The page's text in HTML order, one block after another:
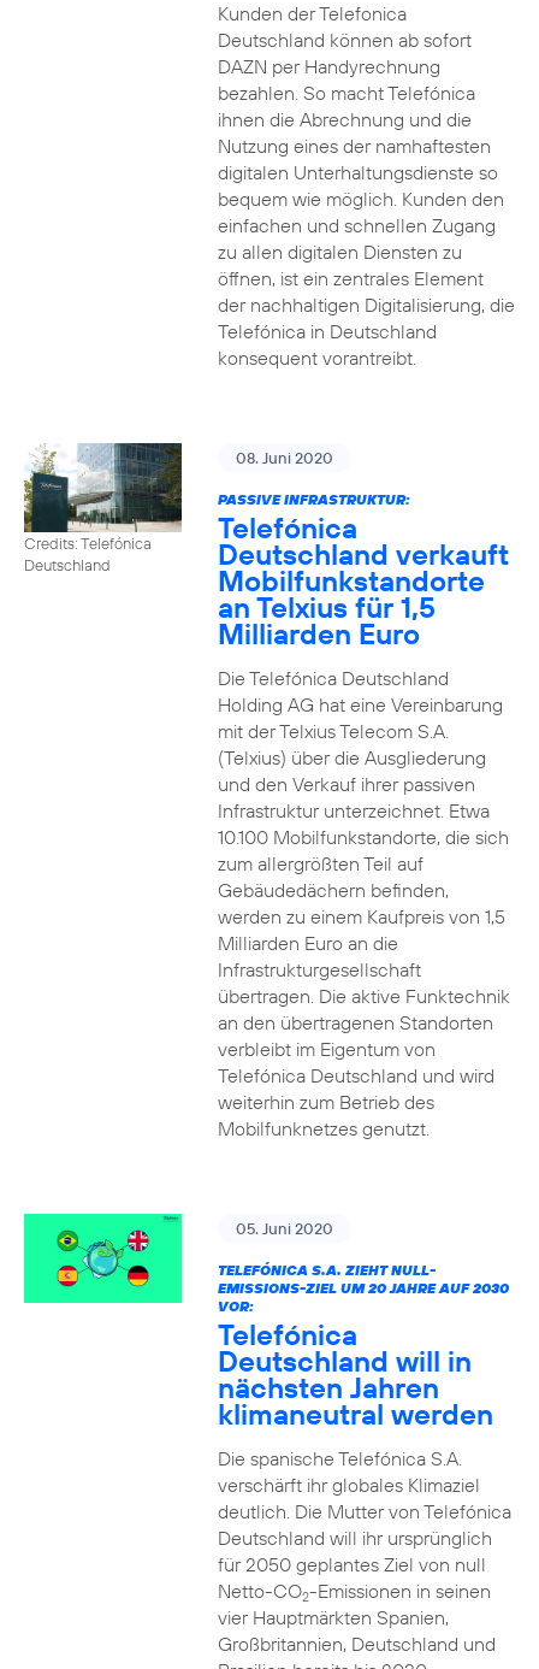
Kunden der Telefonica
Deutschland können ab sofort
DAZN per Handyrechnung
bezahlen. So macht Telefónica
ihnen die Abrechnung und die
Nutzung eines der namhaftesten
digitalen Unterhaltungsdienste so
bequem wie möglich. Kunden den
einfachen und schnellen Zugang
zu allen digitalen Diensten zu
öffnen, ist ein zentrales Element
der nachhaltigen Digitalisierung, die
Telefónica in Deutschland
konsequent vorantreibt.
Credits: Telefónica
Deutschland
08. Juni 2020
PASSIVE INFRASTRUKTUR:
Telefónica
Deutschland verkauft
Mobilfunkstandorte
an Telxius für 1,5
Milliarden Euro
Die Telefónica Deutschland
Holding AG hat eine Vereinbarung
mit der Telxius Telecom S.A.
(Telxius) über die Ausgliederung
und den Verkauf ihrer passiven
Infrastruktur unterzeichnet. Etwa
10.100 Mobilfunkstandorte, die sich
zum allergrößten Teil auf
Gebäudedächern befinden,
werden zu einem Kaufpreis von 1,5
Milliarden Euro an die
Infrastrukturgesellschaft
übertragen. Die aktive Funktechnik
an den übertragenen Standorten
verbleibt im Eigentum von
Telefónica Deutschland und wird
weiterhin zum Betrieb des
Mobilfunknetzes genutzt.
05. Juni 2020
TELEFÓNICA S.A. ZIEHT NULL-
EMISSIONS-ZIEL UM 20 JAHRE AUF 2030
VOR:
Telefónica
Deutschland will in
nächsten Jahren
klimaneutral werden
Die spanische Telefónica S.A.
verschärft ihr globales Klimaziel
deutlich. Die Mutter von Telefónica
Deutschland will ihr ursprünglich
für 2050 geplantes Ziel von null
Netto-CO2-Emissionen in seinen
vier Hauptmärkten Spanien,
Großbritannien, Deutschland und